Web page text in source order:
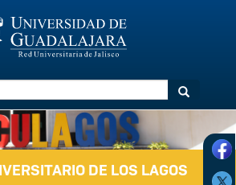
Buscar
DE LOS LAGOS